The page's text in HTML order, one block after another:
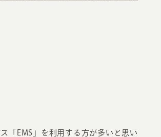
「EMS」を利用する方が多いと思い